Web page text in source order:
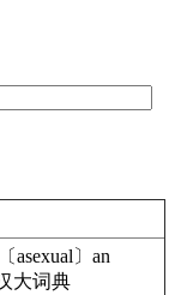
asexual〕an
大词典